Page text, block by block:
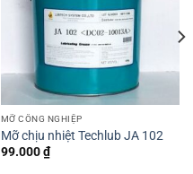
MỠ CÔNG NGHIỆP
Mỡ chịu nhiệt Techlub JA 102
99.000₫